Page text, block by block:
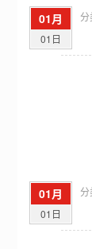
01月
01日
分
01月
01日
分